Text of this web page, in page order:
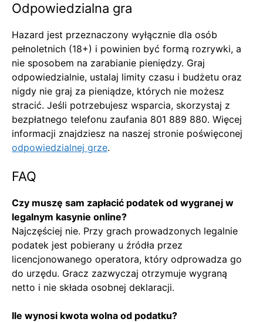
Odpowiedzialna gra
Hazard jest przeznaczony wyłącznie dla osób
pełnoletnich (18+) i powinien być formą rozrywki, a
nie sposobem na zarabianie pieniędzy. Graj
odpowiedzialnie, ustalaj limity czasu i budżetu oraz
nigdy nie graj za pieniądze, których nie możesz
stracić. Jeśli potrzebujesz wsparcia, skorzystaj z
bezpłatnego telefonu zaufania 801 889 880. Więcej
informacji znajdziesz na naszej stronie poświęconej
odpowiedzialnej grze.
FAQ
Czy muszę sam zapłacić podatek od wygranej w
legalnym kasynie online?
Najczęściej nie. Przy grach prowadzonych legalnie
podatek jest pobierany u źródła przez
licencjonowanego operatora, który odprowadza go
do urzędu. Gracz zazwyczaj otrzymuje wygraną
netto i nie składa osobnej deklaracji.
Ile wynosi kwota wolna od podatku?